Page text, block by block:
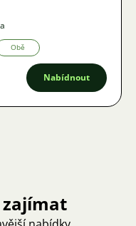
Obě
Nabídnout
zajímat